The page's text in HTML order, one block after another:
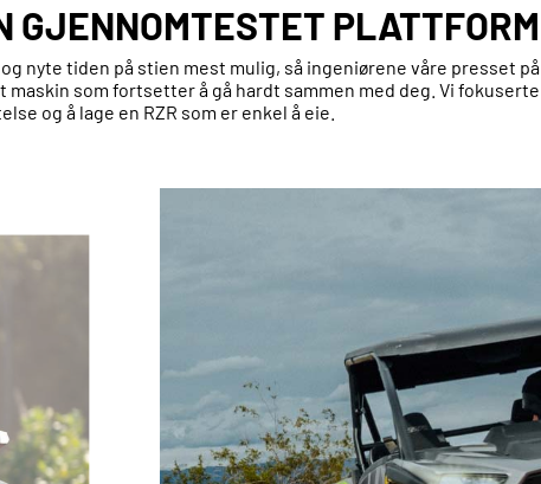
GJENNOMTESTET PLATTFORM
nyte tiden på stien mest mulig, så ingeniørene våre presset på
maskin som fortsetter å gå hardt sammen med deg. Vi fokuserte
og å lage en RZR som er enkel å eie.